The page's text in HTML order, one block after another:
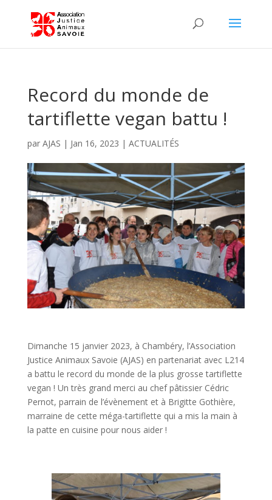
Record du monde de
tartiflette vegan battu !
par AJAS | Jan 16, 2023 | ACTUALITÉS
Dimanche 15 janvier 2023, à Chambéry, l’Association
Justice Animaux Savoie (AJAS) en partenariat avec L214
a battu le record du monde de la plus grosse tartiflette
vegan ! Un très grand merci au chef pâtissier Cédric
Pernot, parrain de l’évènement et à Brigitte Gothière,
marraine de cette méga-tartiflette qui a mis la main à
la patte en cuisine pour nous aider !